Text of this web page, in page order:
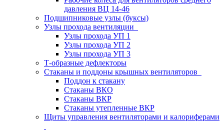
давления ВЦ 14-46
Подшипниковые узлы (буксы)
Узлы прохода вентиляции
Узлы прохода УП 1
Узлы прохода УП 2
Узлы прохода УП 3
Т-образные дефлекторы
Стаканы и поддоны крышных вентиляторов
Поддон к стакану
Стаканы ВКО
Стаканы ВКР
Стаканы утепленные ВКР
Щиты управления вентиляторами и калориферами